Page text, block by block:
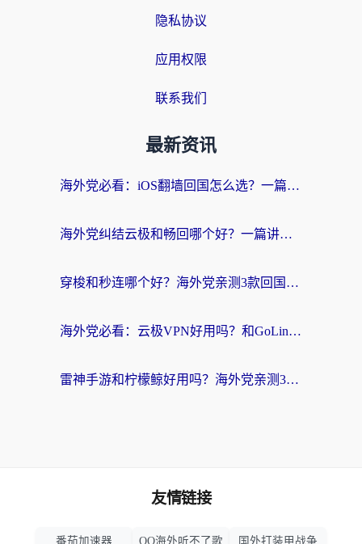
隐私协议
应用权限
联系我们
最新资讯
海外党必看：iOS翻墙回国怎么选？一篇搞定无缝访问国内资源
海外党纠结云极和畅回哪个好？一篇讲透回国加速器怎么选（附避坑指南）
穿梭和秒连哪个好？海外党亲测3款回国加速器，教你在国外正常浏览国内网站
海外党必看：云极VPN好用吗？和GoLinkVPN对比哪个回国效果更好？附真实体验指南
雷神手游和柠檬鲸好用吗？海外党亲测3款回国加速器，教你避开破解VPN坑
友情链接
番茄加速器 QQ海外听不了歌 国外打装甲战争